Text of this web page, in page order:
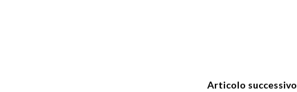
Articolo successivo